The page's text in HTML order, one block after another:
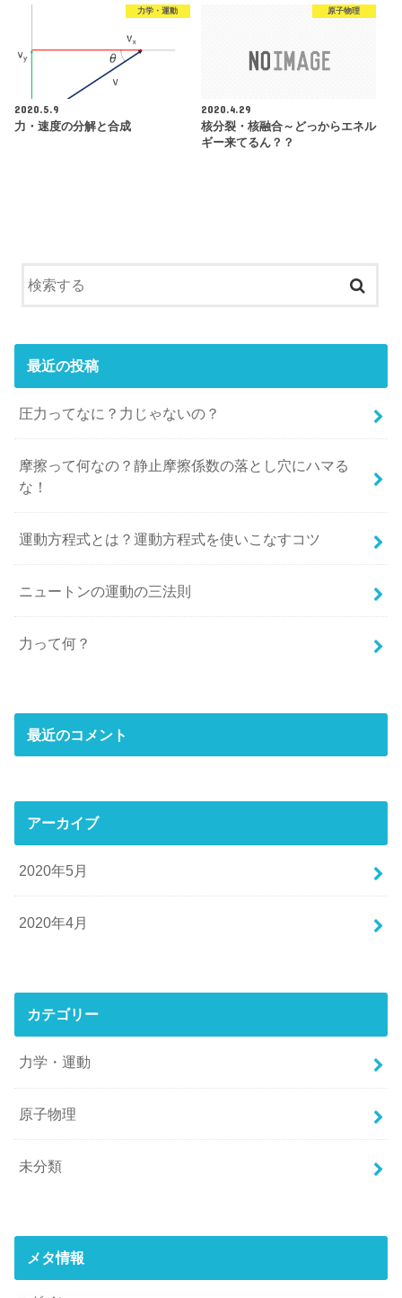
力学・運動
2020.5.9
力・速度の分解と合成
原子物理
2020.4.29
核分裂・核融合～どっからエネル
ギー来てるん？？
最近の投稿
圧力ってなに？力じゃないの？
摩擦って何なの？静止摩擦係数の落とし穴にハマる
な！
運動方程式とは？運動方程式を使いこなすコツ
ニュートンの運動の三法則
力って何？
最近のコメント
アーカイブ
2020年5月
2020年4月
カテゴリー
力学・運動
原子物理
未分類
メタ情報